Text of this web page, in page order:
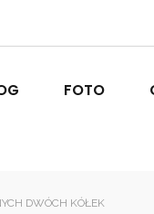
FOTO
DWÓCH KÓŁEK